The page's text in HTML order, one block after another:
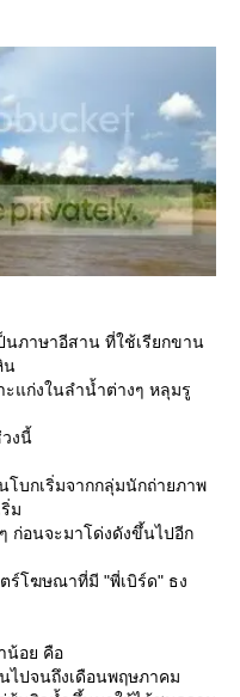
นภาษาอีสาน ที่ใช้เรียกขาน
น
ะแก่งในลำน้ำต่างๆ หลุมรู
งนี้
โบกเริ่มจากกลุ่มนักถ่ายภาพ
ม
ก่อนจะมาโด่งดังขึ้นไปอีก
ร์โฆษณาที่มี "พี่เบิร์ด" ธง
น้อย คือ
ปจนถึงเดือนพฤษภาคม